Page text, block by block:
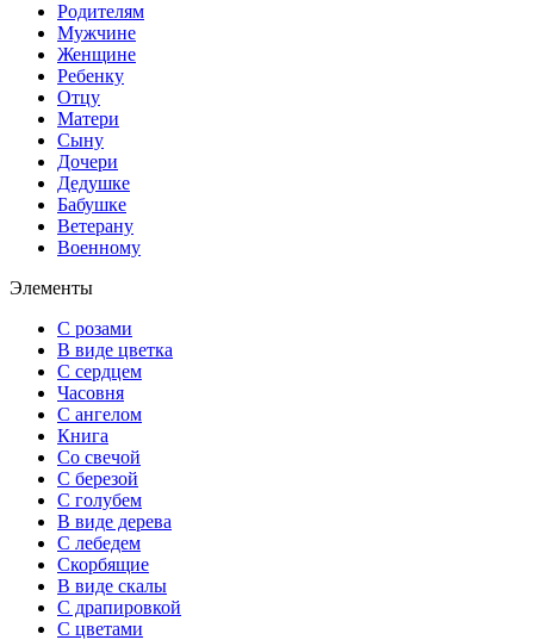
Родителям
Мужчине
Женщине
Ребенку
Отцу
Матери
Сыну
Дочери
Дедушке
Бабушке
Ветерану
Военному
Элементы
С розами
В виде цветка
С сердцем
Часовня
С ангелом
Книга
Со свечой
С березой
С голубем
В виде дерева
С лебедем
Скорбящие
В виде скалы
С драпировкой
С цветами